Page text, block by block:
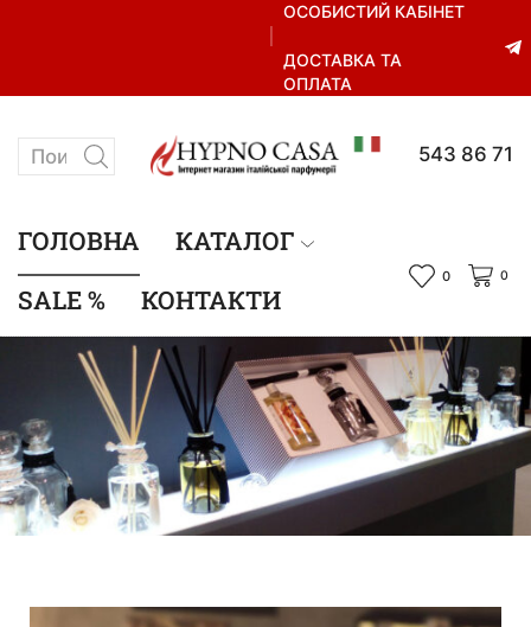
ОСОБИСТИЙ КАБІНЕТ
ДОСТАВКА ТА
ОПЛАТА
+38 067 543 86 71
ГОЛОВНА
КАТАЛОГ
SALE %
КОНТАКТИ
0 0